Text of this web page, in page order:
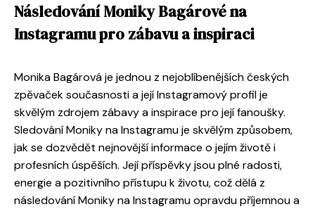
Následování Moniky Bagárové na
Instagramu pro zábavu a inspiraci
Monika Bagárová je jednou z nejoblíbenějších českých
zpěvaček současnosti a její Instagramový profil je
skvělým zdrojem zábavy a inspirace pro její fanoušky.
Sledování Moniky na Instagramu je skvělým způsobem,
jak se dozvědět nejnovější informace o jejím životě i
profesních úspěších. Její příspěvky jsou plné radosti,
energie a pozitivního přístupu k životu, což dělá z
následování Moniky na Instagramu opravdu příjemnou a